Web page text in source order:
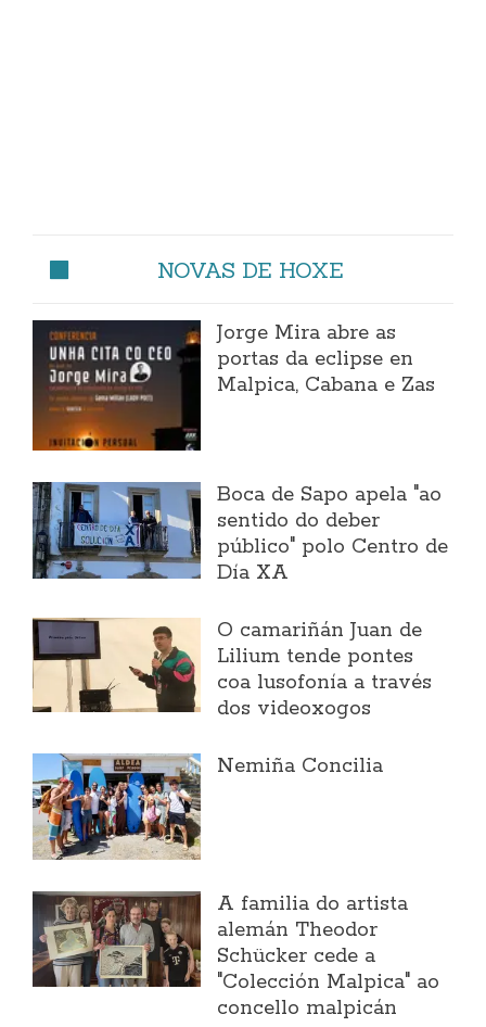
NOVAS DE HOXE
Jorge Mira abre as
portas da eclipse en
Malpica, Cabana e Zas
Boca de Sapo apela "ao
sentido do deber
público" polo Centro de
Día XA
O camariñán Juan de
Lilium tende pontes
coa lusofonía a través
dos videoxogos
Nemiña Concilia
A familia do artista
alemán Theodor
Schücker cede a
"Colección Malpica" ao
concello malpicán